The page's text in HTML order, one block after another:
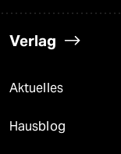
Verlag
Aktuelles
Hausblog